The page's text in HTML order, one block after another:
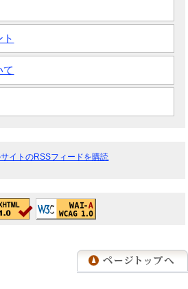
て
サイトのRSSフィードを購読